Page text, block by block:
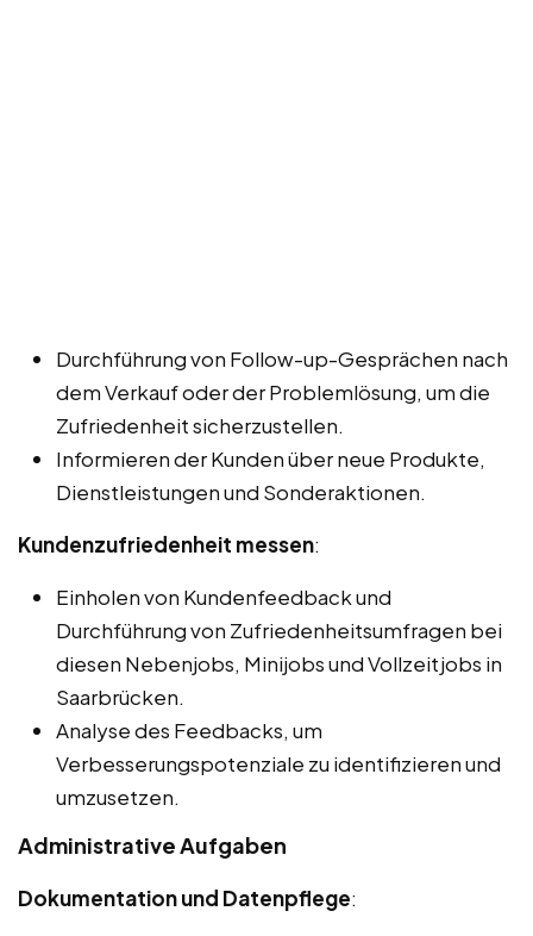
Durchführung von Follow-up-Gesprächen nach
dem Verkauf oder der Problemlösung, um die
Zufriedenheit sicherzustellen.
Informieren der Kunden über neue Produkte,
Dienstleistungen und Sonderaktionen.
Kundenzufriedenheit messen:
Einholen von Kundenfeedback und
Durchführung von Zufriedenheitsumfragen bei
diesen Nebenjobs, Minijobs und Vollzeitjobs in
Saarbrücken.
Analyse des Feedbacks, um
Verbesserungspotenziale zu identifizieren und
umzusetzen.
Administrative Aufgaben
Dokumentation und Datenpflege: